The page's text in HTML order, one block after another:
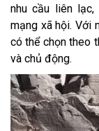
nhu cầu liên
mạng xã hội. Với
có thể chọn theo
và chủ động.